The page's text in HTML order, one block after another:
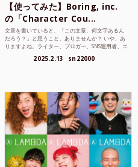
【使ってみた】Boring, inc.
の「Character Cou...
文章を書いていると、「この文章、何文字あるん
だろう？」と思うこと、ありませんか？ いや、あ
りますよね。ライター、ブロガー、SNS運用者、エ
2025.2.13 sn22000